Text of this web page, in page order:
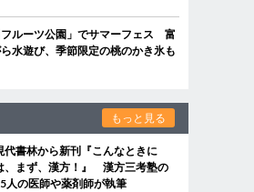
フルーツ公園」でサマーフェス 富
水遊び、季節限定の桃のかき氷も
もっと見る
代書林から新刊『こんなときに
、まず、漢方！』 漢方三考塾の
人の医師や薬剤師が執筆